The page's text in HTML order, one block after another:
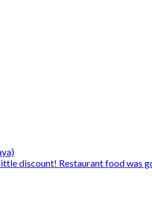
discount! Restaurant food